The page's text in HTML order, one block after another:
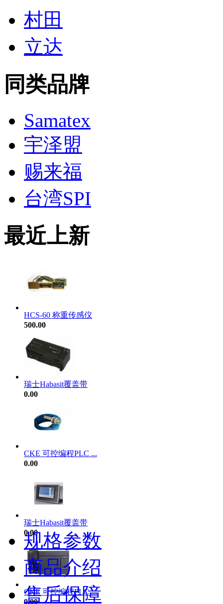
村田
立达
同类品牌
Samatex
宇泽盟
赐来福
台湾SPI
最近上新
HCS-60 称重传感仪
500.00
瑞士Habasit覆盖带
0.00
CKE 可控编程PLC ...
0.00
瑞士Habasit覆盖带
0.00
CKE 可控编程PLC ...
0.00
规格参数
商品介绍
售后保障